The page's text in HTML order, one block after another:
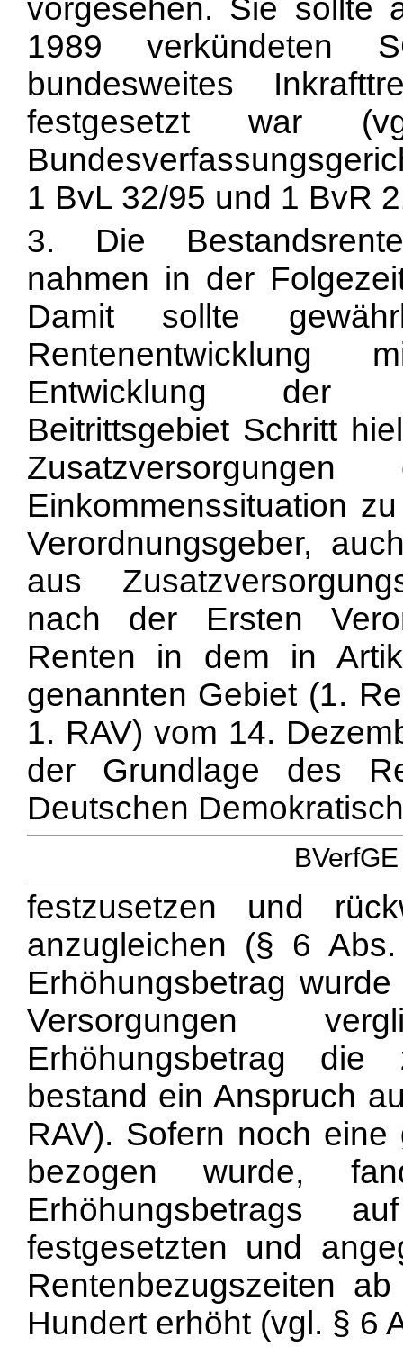
vorgesehen. Sie sollte
1989 verkündeten
bundesweites
festgesetzt war
1 BvL 32/95 und 1 BvR
3. Die
nahmen in der
Damit sollte
Rentenentwicklung
Entwicklung der
Beitrittsgebiet Schritt
Einkommenssituation
Verordnungsgeber,
aus
nach der Ersten
Renten in dem in
genannten Gebiet (1.
1. RAV) vom 14.
der Grundlage des
Deutschen
festzusetzen und
anzugleichen (§ 6
Erhöhungsbetrag
Versorgungen
Erhöhungsbetrag die
bestand ein Anspruch
RAV). Sofern noch
bezogen wurde,
festgesetzten und
Rentenbezugszeiten
Hundert erhöht (vgl. § 6